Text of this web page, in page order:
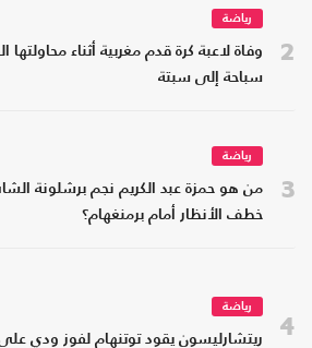
2
رياضة
وفاة لاعبة كرة قدم مغربية أثناء محاولتها
سباحة إلى سبتة
3
رياضة
من هو حمزة عبد الكريم نجم برشلونة
خطف الأنظار أمام برمنغهام؟
4
رياضة
ريتشارليسون يقود توتنهام لفوز ودي